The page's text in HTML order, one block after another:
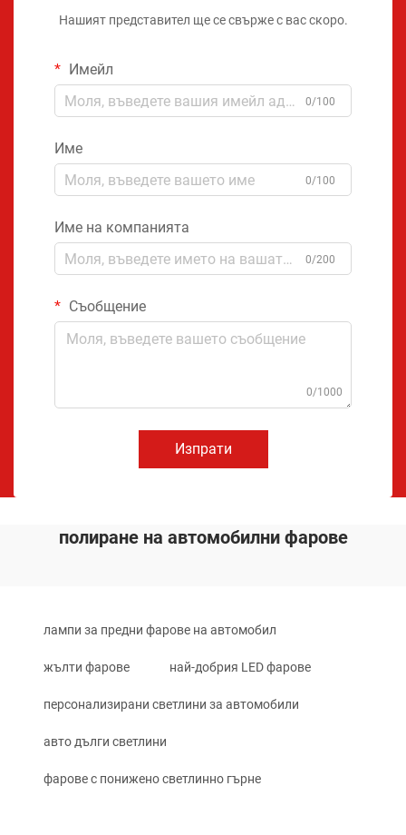
Нашият представител ще се свърже с вас скоро.
Имейл
0/100
Име
0/100
Име на компанията
0/200
Съобщение
0/1000
Изпрати
полиране на автомобилни фарове
лампи за предни фарове на автомобил
жълти фарове най-добрия LED фарове
персонализирани светлини за автомобили
авто дълги светлини
фарове с понижено светлинно гърне